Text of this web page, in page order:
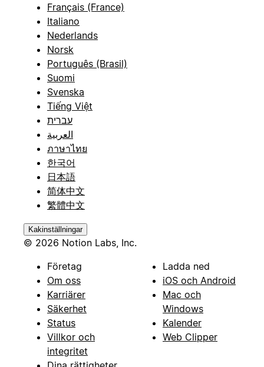
Français (France)
Italiano
Nederlands
Norsk
Português (Brasil)
Suomi
Svenska
Tiếng Việt
עברית
العربية
ภาษาไทย
한국어
日本語
简体中文
繁體中文
Kakinställningar
© 2026 Notion Labs, Inc.
Företag
Om oss
Karriärer
Säkerhet
Status
Villkor och
integritet
Ladda ned
iOS och Android
Mac och
Windows
Kalender
Web Clipper